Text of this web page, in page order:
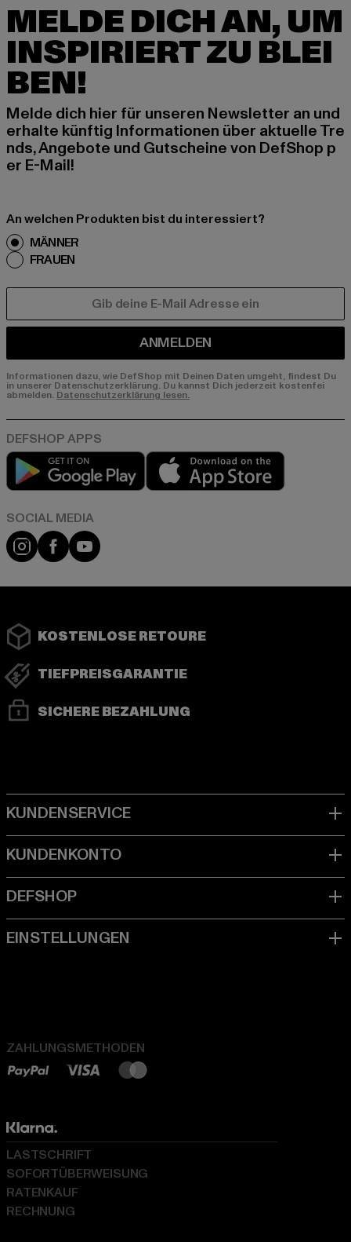
MELDE DICH AN, UM
INSPIRIERT ZU BLEI
BEN!
Melde dich hier für unseren Newsletter an und
erhalte künftig Informationen über aktuelle Tre
nds, Angebote und Gutscheine von DefShop p
er E-Mail!
An welchen Produkten bist du interessiert?
MÄNNER
FRAUEN
ANMELDEN
Informationen dazu, wie DefShop mit Deinen Daten umgeht, findest Du
in unserer Datenschutzerklärung. Du kannst Dich jederzeit kostenfei
abmelden. Datenschutzerklärung lesen.
Play market
Instagram
FacebookYouTube
KOSTENLOSE RETOURE
TIEFPREISGARANTIE
SICHERE BEZAHLUNG
ZAHLUNGSMETHODEN
LASTSCHRIFT
SOFORTÜBERWEISUNG
RATENKAUF
RECHNUNG